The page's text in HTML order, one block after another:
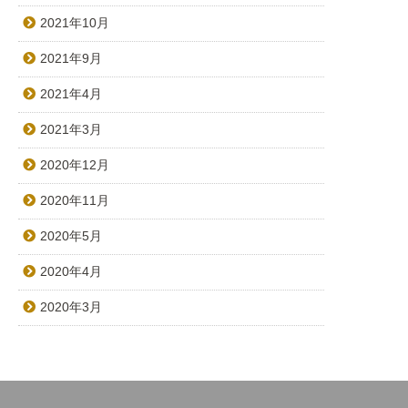
2021年10月
2021年9月
2021年4月
2021年3月
2020年12月
2020年11月
2020年5月
2020年4月
2020年3月